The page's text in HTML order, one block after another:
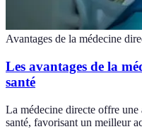
Avantages de la médecine
Les avantages de la
santé
La médecine directe offre une
santé, favorisant un meilleur